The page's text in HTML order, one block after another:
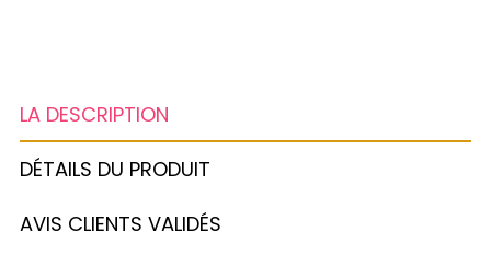
LA DESCRIPTION
DÉTAILS DU PRODUIT
AVIS CLIENTS VALIDÉS